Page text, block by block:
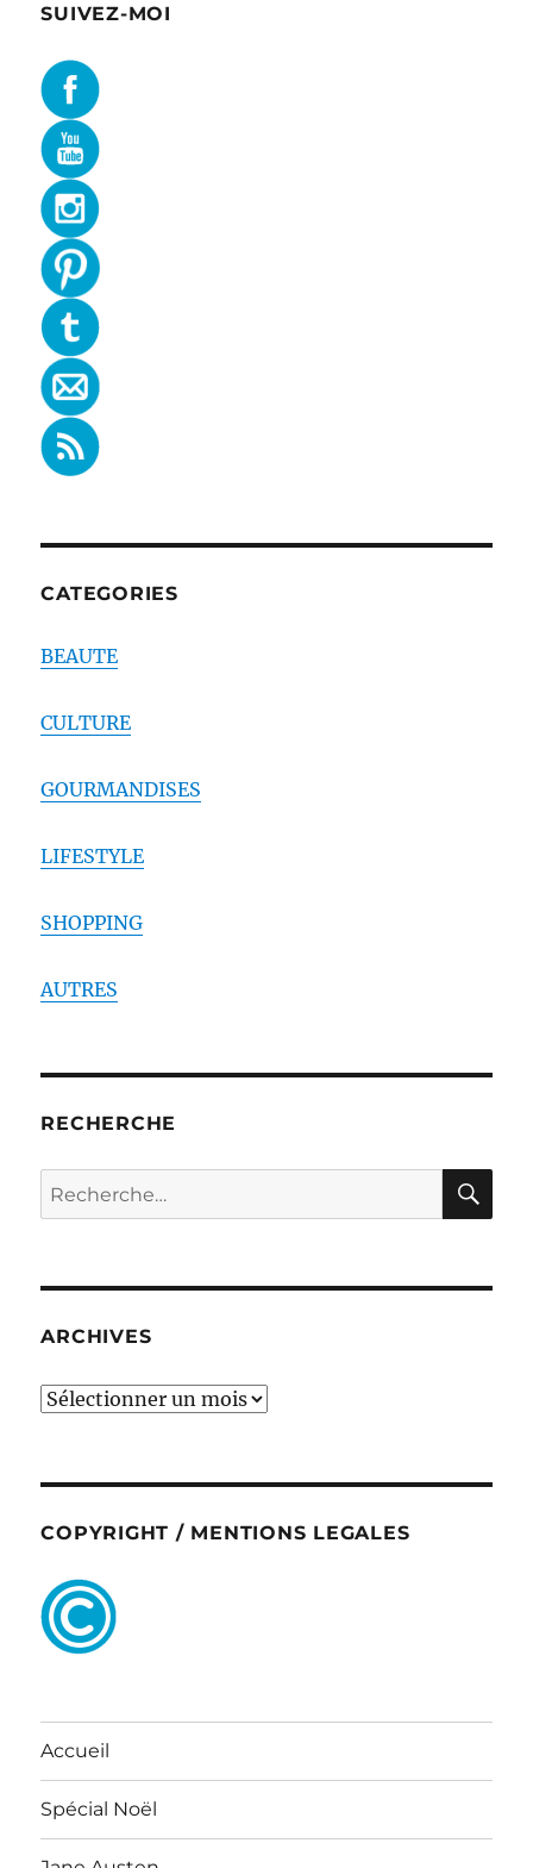
SUIVEZ-MOI
CATEGORIES
BEAUTE
CULTURE
GOURMANDISES
LIFESTYLE
SHOPPING
AUTRES
RECHERCHE
Recherche
pour :
ARCHIVES
ARCHIVES
COPYRIGHT / MENTIONS LEGALES
Accueil
Spécial Noël